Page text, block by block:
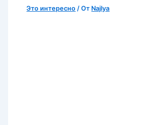
Это интересно / От Najlya